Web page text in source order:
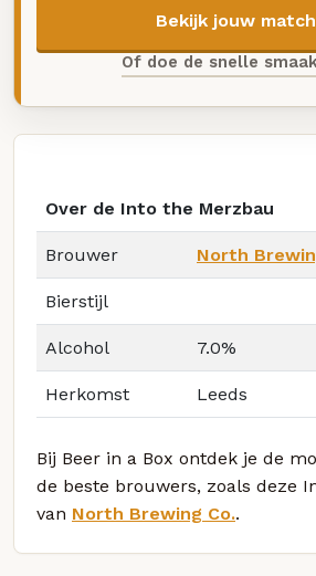
Bekijk jouw
Of doe de snelle
Over de Into the Merzbau
Brouwer North
Bierstijl
Alcohol 7.0%
Herkomst Leeds
Bij Beer in a Box ontdek je de
de beste brouwers, zoals deze
van North Brewing Co..